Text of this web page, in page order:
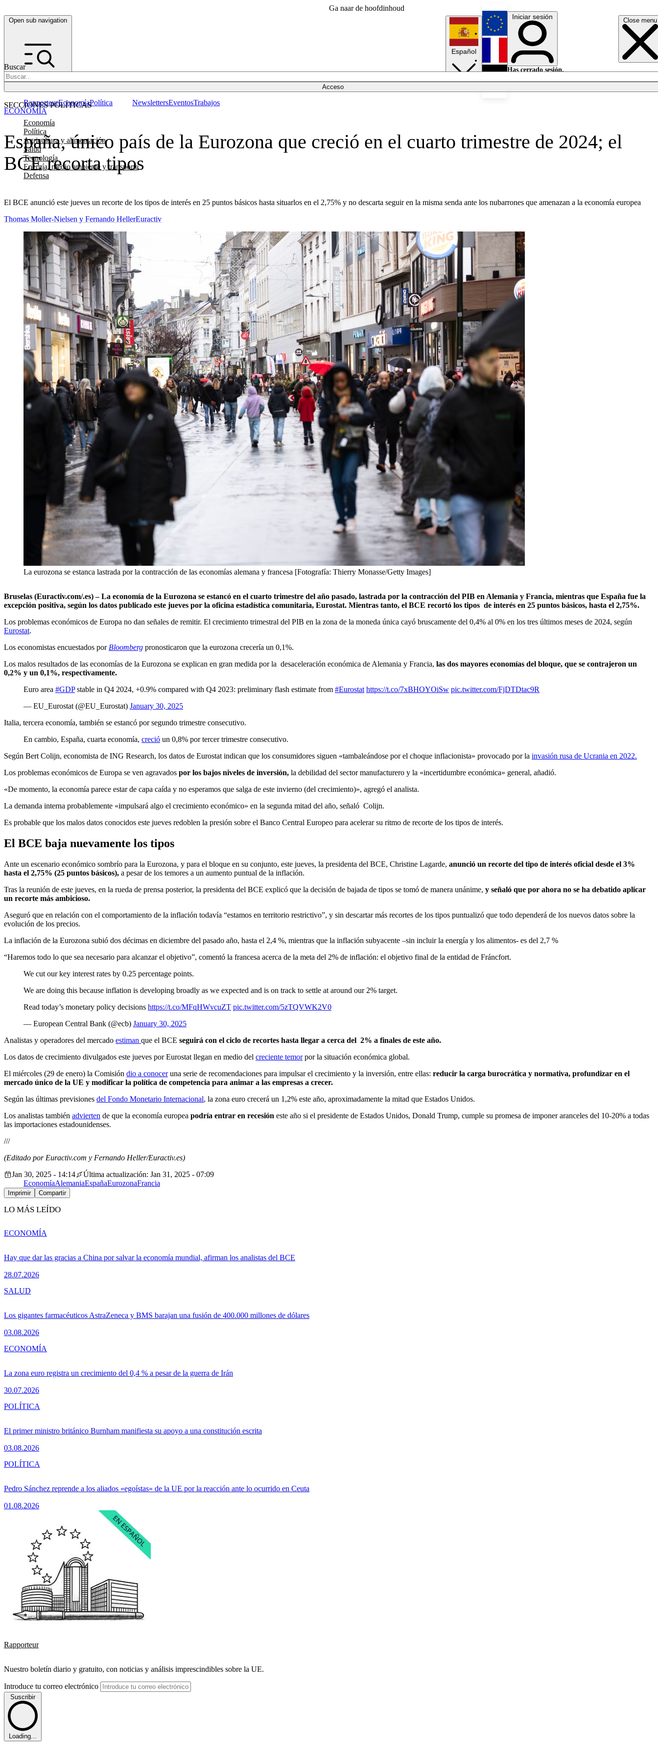
Ga naar de hoofdinhoud
Open sub navigation Close menu
Buscar
Acceso
SECCIONES POLÍTICAS
Economía
Política
Agricultura y alimentación
Salud
Tecnología
Energía, medio ambiente y transporte
Defensa
RapporteurEconomíaPolítica NewslettersEventosTrabajos
Español
English
Français
Iniciar sesión
Has cerrado sesión.
España, único país de la Eurozona que creció en el cuarto trimestre de 2024; el
BCE recorta tipos
El BCE anunció este jueves un recorte de los tipos de interés en 25 puntos básicos hasta situarlos en el 2,75% y no descarta seguir en la misma senda ante los nubarrones que amenazan a la economía europea
ECONOMÍA
Thomas Moller-Nielsen y Fernando HellerEuractiv
La eurozona se estanca lastrada por la contracción de las economías alemana y francesa [Fotografía: Thierry Monasse/Getty Images]
Bruselas (Euractiv.com/.es) – La economía de la Eurozona se estancó en el cuarto trimestre del año pasado, lastrada por la contracción del PIB en Alemania y Francia, mientras que España fue la
excepción positiva, según los datos publicado este jueves por la oficina estadística comunitaria, Eurostat. Mientras tanto, el BCE recortó los tipos de interés en 25 puntos básicos, hasta el 2,75%.
Los problemas económicos de Europa no dan señales de remitir. El crecimiento trimestral del PIB en la zona de la moneda única cayó bruscamente del 0,4% al 0% en los tres últimos meses de 2024, según
Eurostat.
Los economistas encuestados por Bloomberg pronosticaron que la eurozona crecería un 0,1%.
Los malos resultados de las economías de la Eurozona se explican en gran medida por la desaceleración económica de Alemania y Francia, las dos mayores economías del bloque, que se contrajeron un
0,2% y un 0,1%, respectivamente.
Euro area #GDPstable in Q4 2024, +0.9% compared with Q4 2023: preliminary flash estimate from #Eurostat https://t.co/7xBHOYOiSw pic.twitter.com/FjDTDtac9R
— EU_Eurostat (@EU_Eurostat) January 30, 2025
Italia, tercera economía, también se estancó por segundo trimestre consecutivo.
En cambio, España, cuarta economía, creció un 0,8% por tercer trimestre consecutivo.
Según Bert Colijn, economista de ING Research, los datos de Eurostat indican que los consumidores siguen «tambaleándose por el choque inflacionista» provocado por la invasión rusa de Ucrania en 2022.
Los problemas económicos de Europa se ven agravados por los bajos niveles de inversión, la debilidad del sector manufacturero y la «incertidumbre económica» general, añadió.
«De momento, la economía parece estar de capa caída y no esperamos que salga de este invierno (del crecimiento)», agregó el analista.
La demanda interna probablemente «impulsará algo el crecimiento económico» en la segunda mitad del año, señaló Colijn.
Es probable que los malos datos conocidos este jueves redoblen la presión sobre el Banco Central Europeo para acelerar su ritmo de recorte de los tipos de interés.
El BCE baja nuevamente los tipos
Ante un escenario económico sombrío para la Eurozona, y para el bloque en su conjunto, este jueves, la presidenta del BCE, Christine Lagarde, anunció un recorte del tipo de interés oficial desde el 3%
hasta el 2,75% (25 puntos básicos), a pesar de los temores a un aumento puntual de la inflación.
Tras la reunión de este jueves, en la rueda de prensa posterior, la presidenta del BCE explicó que la decisión de bajada de tipos se tomó de manera unánime, y señaló que por ahora no se ha debatido aplicar
un recorte más ambicioso.
Aseguró que en relación con el comportamiento de la inflación todavía “estamos en territorio restrictivo”, y sin descartar más recortes de los tipos puntualizó que todo dependerá de los nuevos datos sobre la
evolución de los precios.
La inflación de la Eurozona subió dos décimas en diciembre del pasado año, hasta el 2,4 %, mientras que la inflación subyacente –sin incluir la energía y los alimentos- es del 2,7 %
“Haremos todo lo que sea necesario para alcanzar el objetivo”, comentó la francesa acerca de la meta del 2% de inflación: el objetivo final de la entidad de Fráncfort.
We cut our key interest rates by 0.25 percentage points.
We are doing this because inflation is developing broadly as we expected and is on track to settle at around our 2% target.
Read today’s monetary policy decisions https://t.co/MFqHWvcuZT pic.twitter.com/5zTQVWK2V0
— European Central Bank (@ecb) January 30, 2025
Analistas y operadores del mercado estiman que el BCE seguirá con el ciclo de recortes hasta llegar a cerca del 2% a finales de este año.
Los datos de crecimiento divulgados este jueves por Eurostat llegan en medio del creciente temorpor la situación económica global.
El miércoles (29 de enero) la Comisión dio a conoceruna serie de recomendaciones para impulsar el crecimiento y la inversión, entre ellas: reducir la carga burocrática y normativa, profundizar en el
mercado único de la UE y modificar la política de competencia para animar a las empresas a crecer.
Según las últimas previsiones del Fondo Monetario Internacional, la zona euro crecerá un 1,2% este año, aproximadamente la mitad que Estados Unidos.
Los analistas también advierten de que la economía europea podría entrar en recesión este año si el presidente de Estados Unidos, Donald Trump, cumple su promesa de imponer aranceles del 10-20% a todas
las importaciones estadounidenses.
///
(Editado por Euractiv.com y Fernando Heller/Euractiv.es)
Jan 30, 2025 - 14:14
Última actualización: Jan 31, 2025 - 07:09
EconomíaAlemaniaEspañaEurozonaFrancia
Imprimir Compartir
LO MÁS LEÍDO
Hay que dar las gracias a China por salvar la economía mundial, afirman los analistas del BCE
28.07.2026
ECONOMÍA
Los gigantes farmacéuticos AstraZeneca y BMS barajan una fusión de 400.000 millones de dólares
03.08.2026
SALUD
La zona euro registra un crecimiento del 0,4 % a pesar de la guerra de Irán
30.07.2026
ECONOMÍA
El primer ministro británico Burnham manifiesta su apoyo a una constitución escrita
03.08.2026
POLÍTICA
Pedro Sánchez reprende a los aliados «egoístas» de la UE por la reacción ante lo ocurrido en Ceuta
01.08.2026
POLÍTICA
Rapporteur
Nuestro boletín diario y gratuito, con noticias y análisis imprescindibles sobre la UE.
Introduce tu correo electrónico
Suscribir
Loading...